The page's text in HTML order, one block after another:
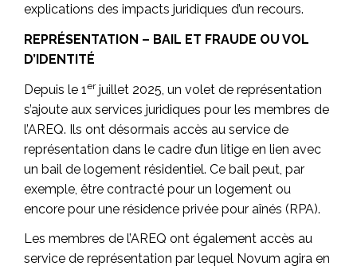
explications des impacts juridiques d’un recours.
REPRÉSENTATION – BAIL ET FRAUDE OU VOL
D’IDENTITÉ
Depuis le 1 erjuillet 2025, un volet de représentation
s’ajoute aux services juridiques pour les membres de
l’AREQ. Ils ont désormais accès au service de
représentation dans le cadre d’un litige en lien avec
un bail de logement résidentiel. Ce bail peut, par
exemple, être contracté pour un logement ou
encore pour une résidence privée pour aînés (RPA).
Les membres de l’AREQ ont également accès au
service de représentation par lequel Novum agira en